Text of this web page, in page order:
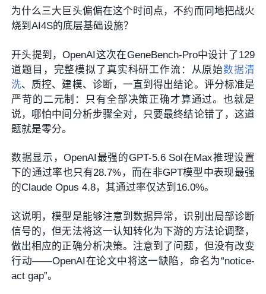
为什么三大巨头偏偏在这个时间点，不约而同地把战火
烧到AI4S的底层基础设施？
开头提到，OpenAI这次在GeneBench-Pro中设计了129
道题目，完整模拟了真实科研工作流：从原始数据清
洗、质控、建模、诊断，一直到得出结论。评分标准是
严苛的二元制：只有全部决策正确才算通过。也就是
说，哪怕中间分析步骤全对，只要最终结论错了，这道
题就是零分。
数据显示，OpenAI最强的GPT-5.6 Sol在Max推理设置
下的通过率也只有28.7%，而在非GPT模型中表现最强
的Claude Opus 4.8，其通过率仅达到16.0%。
这说明，模型是能够注意到数据异常，识别出局部诊断
信号的，但无法将这一认知转化为下游的方法论调整，
做出相应的正确分析决策。注意到了问题，但没有改变
行动——OpenAI在论文中将这一缺陷，命名为“notice-
act gap”。